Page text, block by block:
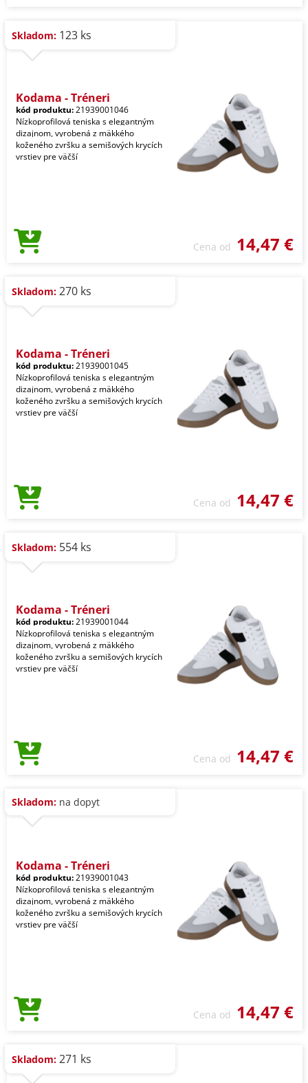
Skladom: 123 ks
Kodama - Tréneri
kód produktu:21939001046
Nízkoprofilová teniska s elegantným
dizajnom, vyrobená z mäkkého
koženého zvršku a semišových krycích
vrstiev pre väčší
Cena od 14,47 €
Skladom: 270 ks
Kodama - Tréneri
kód produktu:21939001045
Nízkoprofilová teniska s elegantným
dizajnom, vyrobená z mäkkého
koženého zvršku a semišových krycích
vrstiev pre väčší
Cena od 14,47 €
Skladom: 554 ks
Kodama - Tréneri
kód produktu:21939001044
Nízkoprofilová teniska s elegantným
dizajnom, vyrobená z mäkkého
koženého zvršku a semišových krycích
vrstiev pre väčší
Cena od 14,47 €
Skladom: na dopyt
Kodama - Tréneri
kód produktu:21939001043
Nízkoprofilová teniska s elegantným
dizajnom, vyrobená z mäkkého
koženého zvršku a semišových krycích
vrstiev pre väčší
Cena od 14,47 €
Skladom: 271 ks